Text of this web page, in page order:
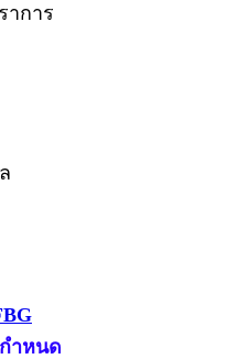
าการ
ำหนด